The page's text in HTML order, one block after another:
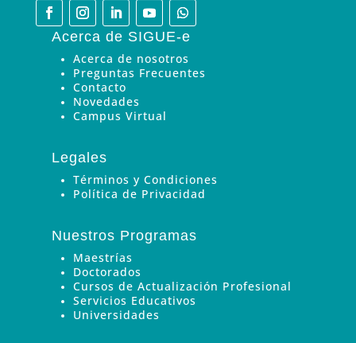
Acerca de SIGUE-e
Acerca de nosotros
Preguntas Frecuentes
Contacto
Novedades
Campus Virtual
Legales
Términos y Condiciones
Política de Privacidad
Nuestros Programas
Maestrías
Doctorados
Cursos de Actualización Profesional
Servicios Educativos
Universidades